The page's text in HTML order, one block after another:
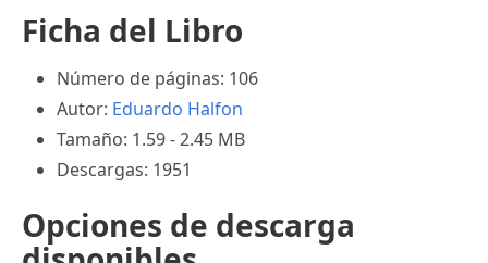
Ficha del Libro
Número de páginas: 106
Autor: Eduardo Halfon
Tamaño: 1.59 - 2.45 MB
Descargas: 1951
Opciones de descarga